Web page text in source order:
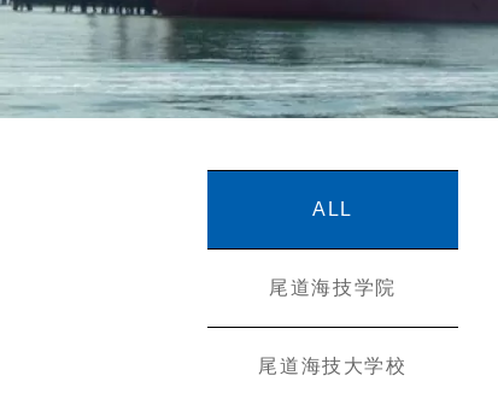
ALL
尾道海技学院
尾道海技大学校